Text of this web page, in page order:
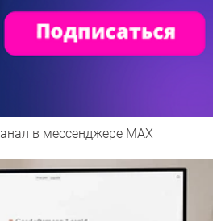
в мессенджере МАХ